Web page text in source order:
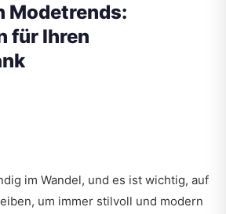
Modetrends:
für Ihren
im Wandel, und es ist wichtig, auf
um immer stilvoll und modern